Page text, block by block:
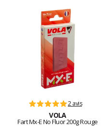
2 avis
VOLA
Fart Mx-E No Fluor 200g Rouge